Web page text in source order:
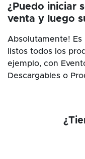
¿Puedo iniciar
venta y luego
Absolutamente!
listos todos los
ejemplo, con
Descargables o